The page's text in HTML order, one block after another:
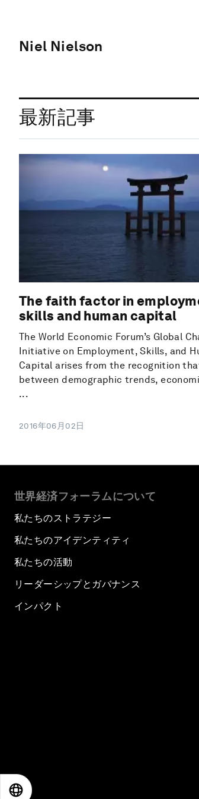
Niel Nielson
最新記事
The faith factor in
skills and human capital
The World Economic Forum’s Global
Initiative on Employment, Skills, and
Capital arises from the recognition
between demographic trends,
...
2016年06月02日
世界経済フォーラムについて
私たちのストラテジー
私たちのアイデンティティ
私たちの活動
リーダーシップとガバナンス
インパクト